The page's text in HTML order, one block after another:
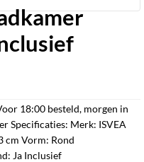
18:00 besteld, morgen in
Specificaties: Merk: ISVEA
cm Vorm: Rond
Ja Inclusief